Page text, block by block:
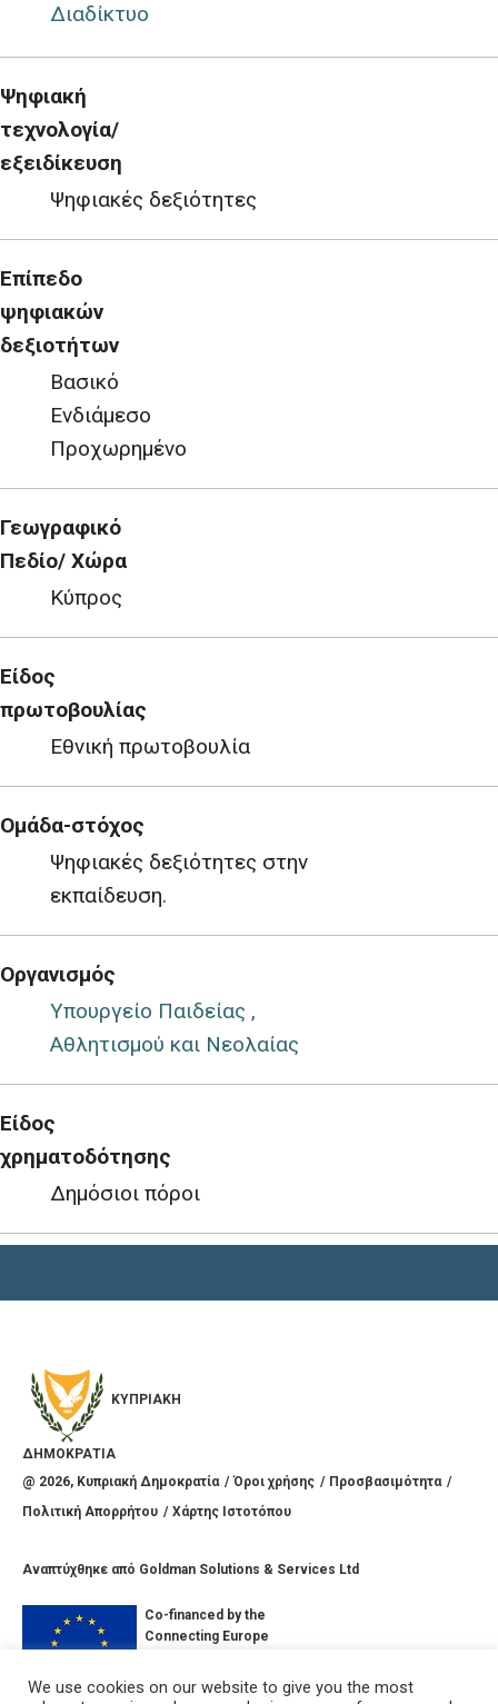
Διαδίκτυο
Ψηφιακή
τεχνολογία/
εξειδίκευση
Ψηφιακές δεξιότητες
Επίπεδο
ψηφιακών
δεξιοτήτων
Βασικό
Ενδιάμεσο
Προχωρημένο
Γεωγραφικό
Πεδίο/ Χώρα
Κύπρος
Είδος
πρωτοβουλίας
Εθνική πρωτοβουλία
Ομάδα-στόχος
Ψηφιακές δεξιότητες στην
εκπαίδευση.
Οργανισμός
Υπουργείο Παιδείας ,
Αθλητισμού και Νεολαίας
Είδος
χρηματοδότησης
Δημόσιοι πόροι
ΚΥΠΡΙΑΚΗ
ΔΗΜΟΚΡΑΤΙΑ
@ 2026, Κυπριακή Δημοκρατία Όροι χρήσης
Προσβασιμότητα
Πολιτική Απορρήτου
Χάρτης Ιστοτόπου
Αναπτύχθηκε από Goldman Solutions & Services Ltd
Co-financed by the
Connecting Europe
European Union
We use cookies on our website to give you the most